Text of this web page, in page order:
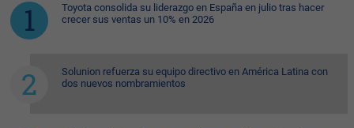
Toyota consolida su liderazgo en España en julio tras hacer
crecer sus ventas un 10% en 2026
Solunion refuerza su equipo directivo en América Latina con
dos nuevos nombramientos